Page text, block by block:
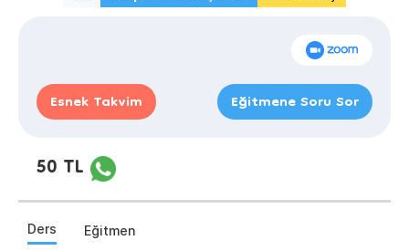
Esnek Takvim Eğitmene Soru Sor
50 TL
Ders Eğitmen